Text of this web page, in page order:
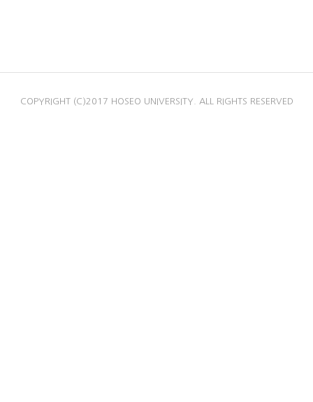
COPYRIGHT (C)2017 HOSEO UNIVERSITY. ALL RIGHTS RESERVED